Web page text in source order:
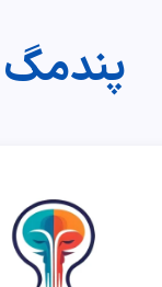
پندمگ